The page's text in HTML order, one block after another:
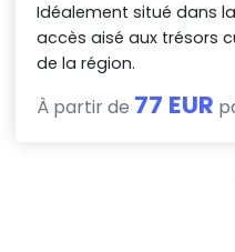
Idéalement situé dans
accès aisé aux trésors
de la région.
À partir de 77 EUR